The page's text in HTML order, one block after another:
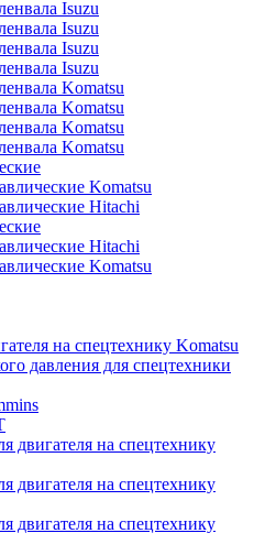
Isuzu
Isuzu
Isuzu
Isuzu
Komatsu
Komatsu
Komatsu
Komatsu
Komatsu
Hitachi
Hitachi
Komatsu
на спецтехнику Komatsu
давления для спецтехники
двигателя на спецтехнику
двигателя на спецтехнику
двигателя на спецтехнику